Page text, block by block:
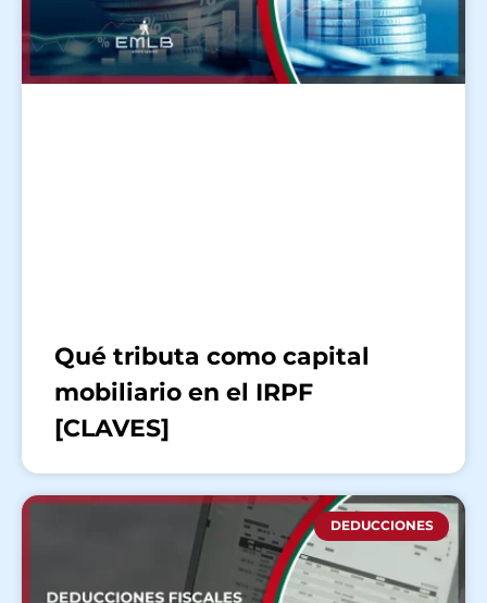
Qué tributa como capital
mobiliario en el IRPF
[CLAVES]
DEDUCCIONES